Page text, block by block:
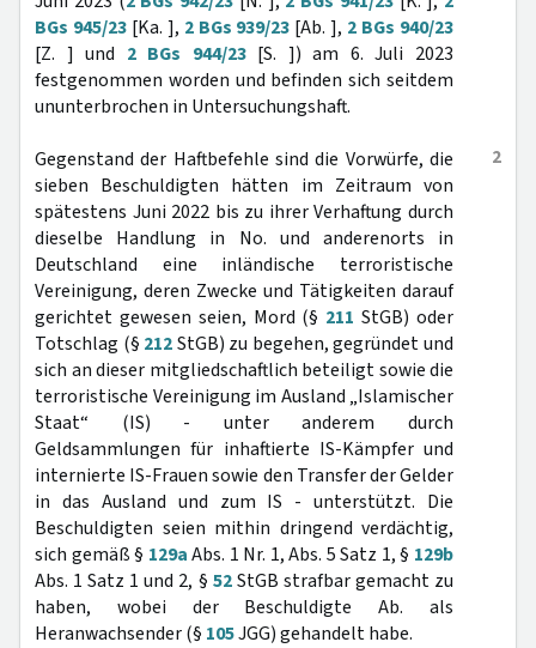
BGs 945/23[Ka. ], 2 BGs 939/23 [Ab. ], 2 BGs 940/23
[Z. ] und 2 BGs 944/23[S. ]) am 6. Juli 2023
festgenommen worden und befinden sich seitdem
ununterbrochen in Untersuchungshaft.
2
Gegenstand der Haftbefehle sind die Vorwürfe, die
sieben Beschuldigten hätten im Zeitraum von
spätestens Juni 2022 bis zu ihrer Verhaftung durch
dieselbe Handlung in No. und anderenorts in
Deutschland eine inländische terroristische
Vereinigung, deren Zwecke und Tätigkeiten darauf
gerichtet gewesen seien, Mord (§ 211 StGB) oder
Totschlag (§ 212StGB) zu begehen, gegründet und
sich an dieser mitgliedschaftlich beteiligt sowie die
terroristische Vereinigung im Ausland „Islamischer
Staat“ (IS) - unter anderem durch
Geldsammlungen für inhaftierte IS-Kämpfer und
internierte IS-Frauen sowie den Transfer der Gelder
in das Ausland und zum IS - unterstützt. Die
Beschuldigten seien mithin dringend verdächtig,
sich gemäß § 129aAbs. 1 Nr. 1, Abs. 5 Satz 1, § 129b
Abs. 1 Satz 1 und 2, § 52StGB strafbar gemacht zu
haben, wobei der Beschuldigte Ab. als
Heranwachsender (§ 105JGG) gehandelt habe.